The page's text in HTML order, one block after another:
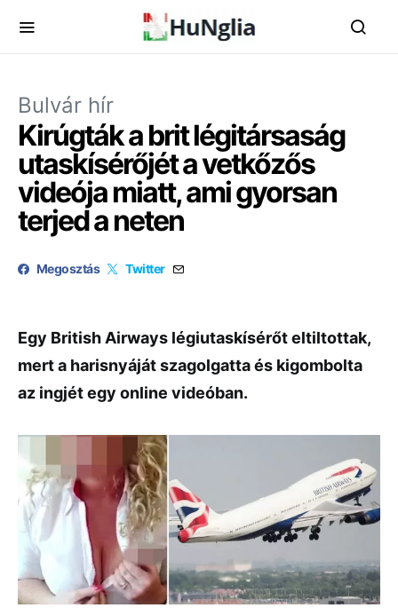
Bulvár hír
Kirúgták a brit légitársaság
utaskísérőjét a vetkőzős
videója miatt, ami gyorsan
terjed a neten
Megosztás Twitter
Egy British Airways légiutaskísérőt eltiltottak,
mert a harisnyáját szagolgatta és kigombolta
az ingjét egy online videóban.